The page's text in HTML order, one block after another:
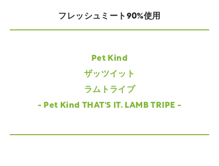
フレッシュミート90%使用
Pet Kind
ザッツイット
ラムトライプ
- Pet Kind THAT'S IT. LAMB TRIPE -